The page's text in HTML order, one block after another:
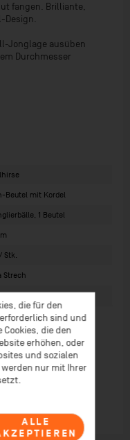
fangen. Brilliante,
Design.
Jonglage ausüben
Durchmesser
Beutel mit Kordel
1 Beutel
Stk.
Strech
9 Uhr (* Lagerware)
Fr)
die für den
sind und
die den
erhöhen, oder
und sozialen
nur mit Ihrer
ALLE